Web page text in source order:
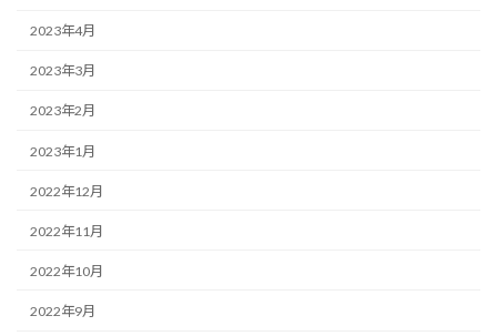
2023年4月
2023年3月
2023年2月
2023年1月
2022年12月
2022年11月
2022年10月
2022年9月